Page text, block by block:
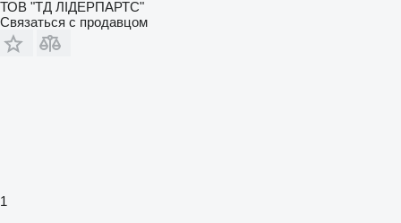
ТОВ "ТД ЛІДЕРПАРТС"
Связаться с продавцом
1